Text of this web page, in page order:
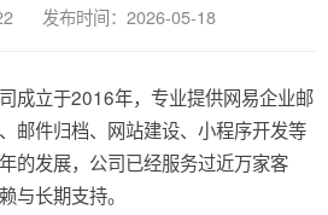
发布时间：2026-05-18
成立于2016年，专业提供网易企业邮
邮件归档、网站建设、小程序开发等
的发展，公司已经服务过近万家客
与长期支持。